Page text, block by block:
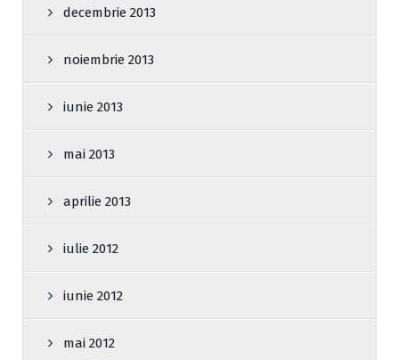
decembrie 2013
noiembrie 2013
iunie 2013
mai 2013
aprilie 2013
iulie 2012
iunie 2012
mai 2012